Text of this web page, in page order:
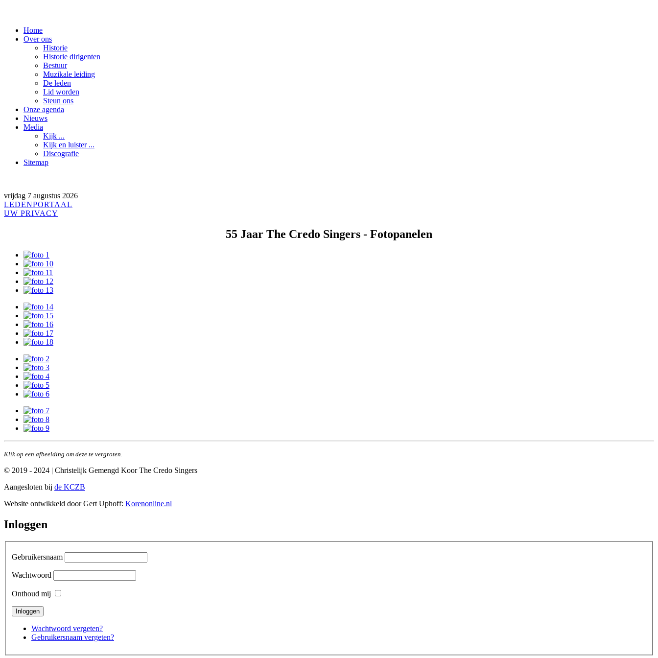
Home
Over ons
Historie
Historie dirigenten
Bestuur
Muzikale leiding
De leden
Lid worden
Steun ons
Onze agenda
Nieuws
Media
Kijk ...
Kijk en luister ...
Discografie
Sitemap
vrijdag 7 augustus 2026
LEDENPORTAAL
UW PRIVACY
55 Jaar The Credo Singers - Fotopanelen
Klik op een afbeelding om deze te vergroten.
© 2019 - 2024 | Christelijk Gemengd Koor The Credo Singers
Aangesloten bij de KCZB
Website ontwikkeld door Gert Uphoff: Korenonline.nl
Inloggen
Gebruikersnaam
Wachtwoord
Onthoud mij
Wachtwoord vergeten?
Gebruikersnaam vergeten?